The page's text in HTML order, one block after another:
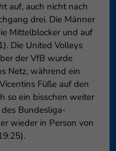
auf, auch nicht nach
drei. Die Männer
Mittelblocker und auf
Die United Volleys
der VfB wurde
Netz, während ein
Füße auf den
so ein bisschen weiter
Bundesliga-
wieder in Person von